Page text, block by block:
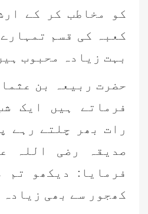
کو مخاطب کر کے
کعبہ کی قسم
بہت زیادہ محبوب
حضرت ربیعہ بن
فرماتے ہیں ایک
رات بھر چلتے رہے
صدیقہ رضی اللہ
فرمایا: دیکھو تم
کھجور سے بھی زیادہ